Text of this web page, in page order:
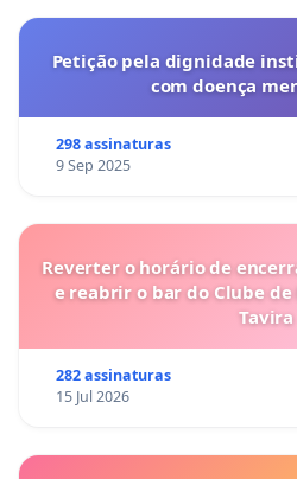
Petição pela dignidade
com doença
298 assinaturas
9 Sep 2025
Reverter o horário de
e reabrir o bar do Clube de
Tavira
282 assinaturas
15 Jul 2026